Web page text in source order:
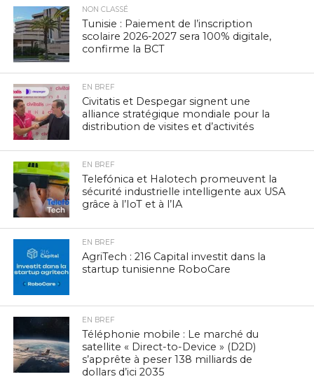
NON CLASSÉ
Tunisie : Paiement de l’inscription
scolaire 2026-2027 sera 100% digitale,
confirme la BCT
EN BREF
Civitatis et Despegar signent une
alliance stratégique mondiale pour la
distribution de visites et d’activités
EN BREF
Telefónica et Halotech promeuvent la
sécurité industrielle intelligente aux USA
grâce à l’IoT et à l’IA
EN BREF
AgriTech : 216 Capital investit dans la
startup tunisienne RoboCare
EN BREF
Téléphonie mobile : Le marché du
satellite « Direct-to-Device » (D2D)
s’apprête à peser 138 milliards de
dollars d’ici 2035